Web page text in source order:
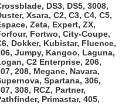
DS3, DS5, 3008,
Xsara, C2, C3, C4, C5,
Zeta, Expert, ZX,
Fortwo, City-Coupe,
Dokker, Kubistar, Fluence,
Jumpy, Kangoo, Laguna,
C2 Enterprise, 206,
208, Megane, Navara,
Spartana, 306,
308, RCZ, Partner,
Primastar, 405,